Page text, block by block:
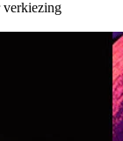
verkiezing